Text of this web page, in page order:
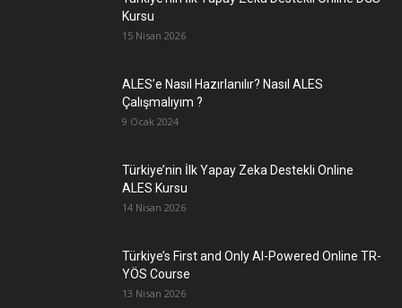
Kursu
15 Nisan 2026
ALES’e Nasıl Hazırlanılır? Nasıl ALES
Çalışmalıyım ?
9 Ocak 2024
Türkiye’nin İlk Yapay Zeka Destekli Online
ALES Kursu
14 Nisan 2026
Türkiye’s First and Only AI-Powered Online TR-
YÖS Course
13 Nisan 2026